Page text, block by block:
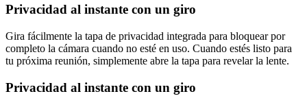
Privacidad al instante con un giro
Gira fácilmente la tapa de privacidad integrada para bloquear por
completo la cámara cuando no esté en uso. Cuando estés listo para
tu próxima reunión, simplemente abre la tapa para revelar la lente.
Privacidad al instante con un giro